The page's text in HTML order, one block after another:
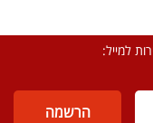
למייל: